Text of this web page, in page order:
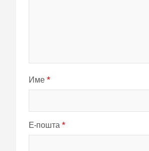
Име *
Е-пошта *